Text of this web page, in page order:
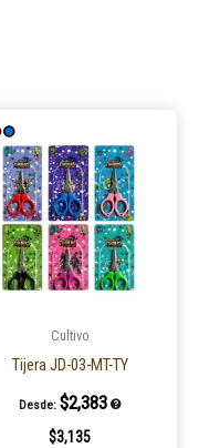
Cultivo
Tijera JD-03-MT-TY
Desde: $2,383
$3,135